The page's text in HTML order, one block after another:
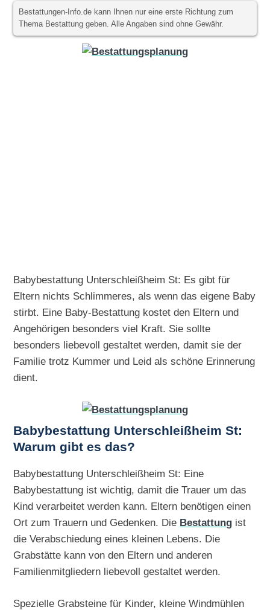
Bestattungen-Info.de kann Ihnen nur eine erste Richtung zum
Thema Bestattung geben. Alle Angaben sind ohne Gewähr.
Babybestattung Unterschleißheim St: Es gibt für
Eltern nichts Schlimmeres, als wenn das eigene Baby
stirbt. Eine Baby-Bestattung kostet den Eltern und
Angehörigen besonders viel Kraft. Sie sollte
besonders liebevoll gestaltet werden, damit sie der
Familie trotz Kummer und Leid als schöne Erinnerung
dient.
Babybestattung Unterschleißheim St:
Warum gibt es das?
Babybestattung Unterschleißheim St: Eine
Babybestattung ist wichtig, damit die Trauer um das
Kind verarbeitet werden kann. Eltern benötigen einen
Ort zum Trauern und Gedenken. Die Bestattung ist
die Verabschiedung eines kleinen Lebens. Die
Grabstätte kann von den Eltern und anderen
Familienmitgliedern liebevoll gestaltet werden.
Spezielle Grabsteine für Kinder, kleine Windmühlen